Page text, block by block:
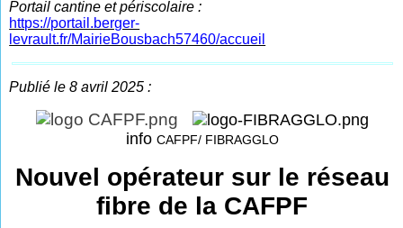
Portail cantine et périscolaire :
https://portail.berger-
levrault.fr/MairieBousbach57460/accueil
Publié le 8 avril 2025 :
info CAFPF/ FIBRAGGLO
Nouvel opérateur sur le réseau
fibre de la CAFPF